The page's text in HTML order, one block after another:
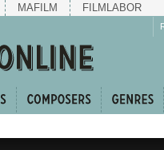
MAFILM FILMLABOR